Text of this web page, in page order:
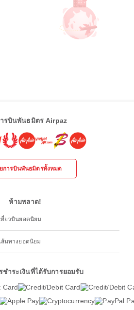
รบินพันธมิตร Airpaz
การบินพันธมิตรทั้งหมด
ห้ามพลาด!
ที่ยวบินยอดนิยม
เส้นทางยอดนิยม
ชำระเงินที่ได้รับการยอมรับ